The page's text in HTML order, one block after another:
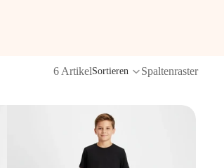
6 ArtikelSortieren Spaltenraster